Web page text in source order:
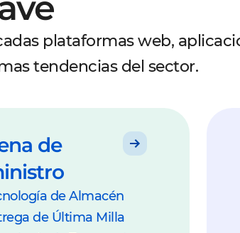
plataformas web,
tendencias del sector.
de
de Almacén
de Última Milla